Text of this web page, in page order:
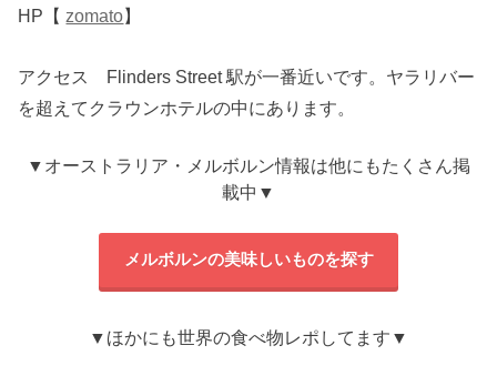
HP【 zomato】
アクセス Flinders Street 駅が一番近いです。ヤラリバー
を超えてクラウンホテルの中にあります。
▼オーストラリア・メルボルン情報は他にもたくさん掲
載中▼
メルボルンの美味しいものを探す
▼ほかにも世界の食べ物レポしてます▼